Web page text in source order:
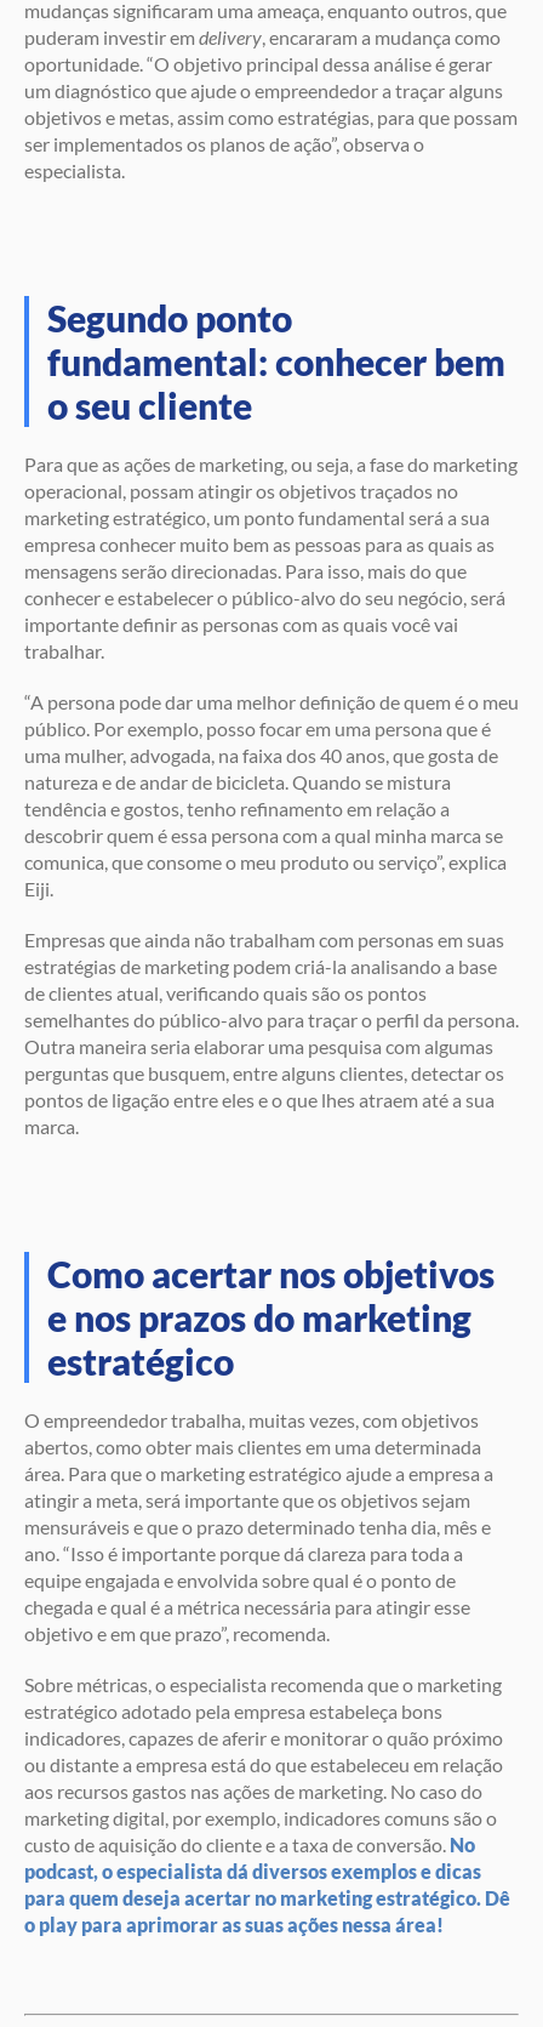
mudanças significaram uma ameaça, enquanto outros, que
puderam investir em delivery, encararam a mudança como
oportunidade. “O objetivo principal dessa análise é gerar
um diagnóstico que ajude o empreendedor a traçar alguns
objetivos e metas, assim como estratégias, para que possam
ser implementados os planos de ação”, observa o
especialista.
Segundo ponto
fundamental: conhecer bem
o seu cliente
Para que as ações de marketing, ou seja, a fase do marketing
operacional, possam atingir os objetivos traçados no
marketing estratégico, um ponto fundamental será a sua
empresa conhecer muito bem as pessoas para as quais as
mensagens serão direcionadas. Para isso, mais do que
conhecer e estabelecer o público-alvo do seu negócio, será
importante definir as personas com as quais você vai
trabalhar.
“A persona pode dar uma melhor definição de quem é o meu
público. Por exemplo, posso focar em uma persona que é
uma mulher, advogada, na faixa dos 40 anos, que gosta de
natureza e de andar de bicicleta. Quando se mistura
tendência e gostos, tenho refinamento em relação a
descobrir quem é essa persona com a qual minha marca se
comunica, que consome o meu produto ou serviço”, explica
Eiji.
Empresas que ainda não trabalham com personas em suas
estratégias de marketing podem criá-la analisando a base
de clientes atual, verificando quais são os pontos
semelhantes do público-alvo para traçar o perfil da persona.
Outra maneira seria elaborar uma pesquisa com algumas
perguntas que busquem, entre alguns clientes, detectar os
pontos de ligação entre eles e o que lhes atraem até a sua
marca.
Como acertar nos objetivos
e nos prazos do marketing
estratégico
O empreendedor trabalha, muitas vezes, com objetivos
abertos, como obter mais clientes em uma determinada
área. Para que o marketing estratégico ajude a empresa a
atingir a meta, será importante que os objetivos sejam
mensuráveis e que o prazo determinado tenha dia, mês e
ano. “Isso é importante porque dá clareza para toda a
equipe engajada e envolvida sobre qual é o ponto de
chegada e qual é a métrica necessária para atingir esse
objetivo e em que prazo”, recomenda.
Sobre métricas, o especialista recomenda que o marketing
estratégico adotado pela empresa estabeleça bons
indicadores, capazes de aferir e monitorar o quão próximo
ou distante a empresa está do que estabeleceu em relação
aos recursos gastos nas ações de marketing. No caso do
marketing digital, por exemplo, indicadores comuns são o
custo de aquisição do cliente e a taxa de conversão. No
podcast, o especialista dá diversos exemplos e dicas
para quem deseja acertar no marketing estratégico. Dê
o play para aprimorar as suas ações nessa área!